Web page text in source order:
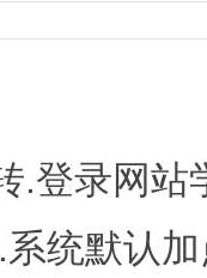
.登录网
统默认